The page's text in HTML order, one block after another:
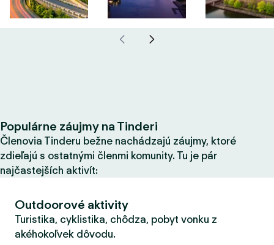
Populárne záujmy na Tinderi
Členovia Tinderu bežne nachádzajú záujmy, ktoré
zdieľajú s ostatnými členmi komunity. Tu je pár
najčastejších aktivít:
Outdoorové aktivity
Turistika, cyklistika, chôdza, pobyt vonku z
akéhokoľvek dôvodu.